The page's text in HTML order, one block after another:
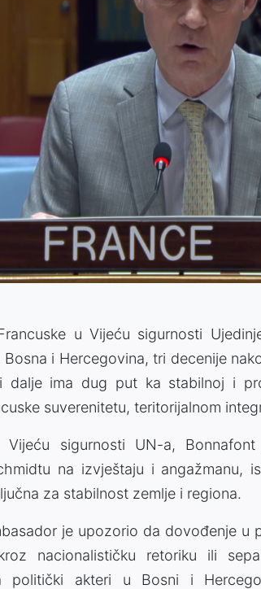
u Vijeću sigurnosti
i Hercegovina, tri decenije
dalje ima dug put ka stabilnoj i
suverenitetu, teritorijalnom
Vijeću sigurnosti UN-a,
na izvještaju i angažmanu,
za stabilnost zemlje i regiona.
je upozorio da dovođenje u
nacionalističku retoriku ili
politički akteri u Bosni i